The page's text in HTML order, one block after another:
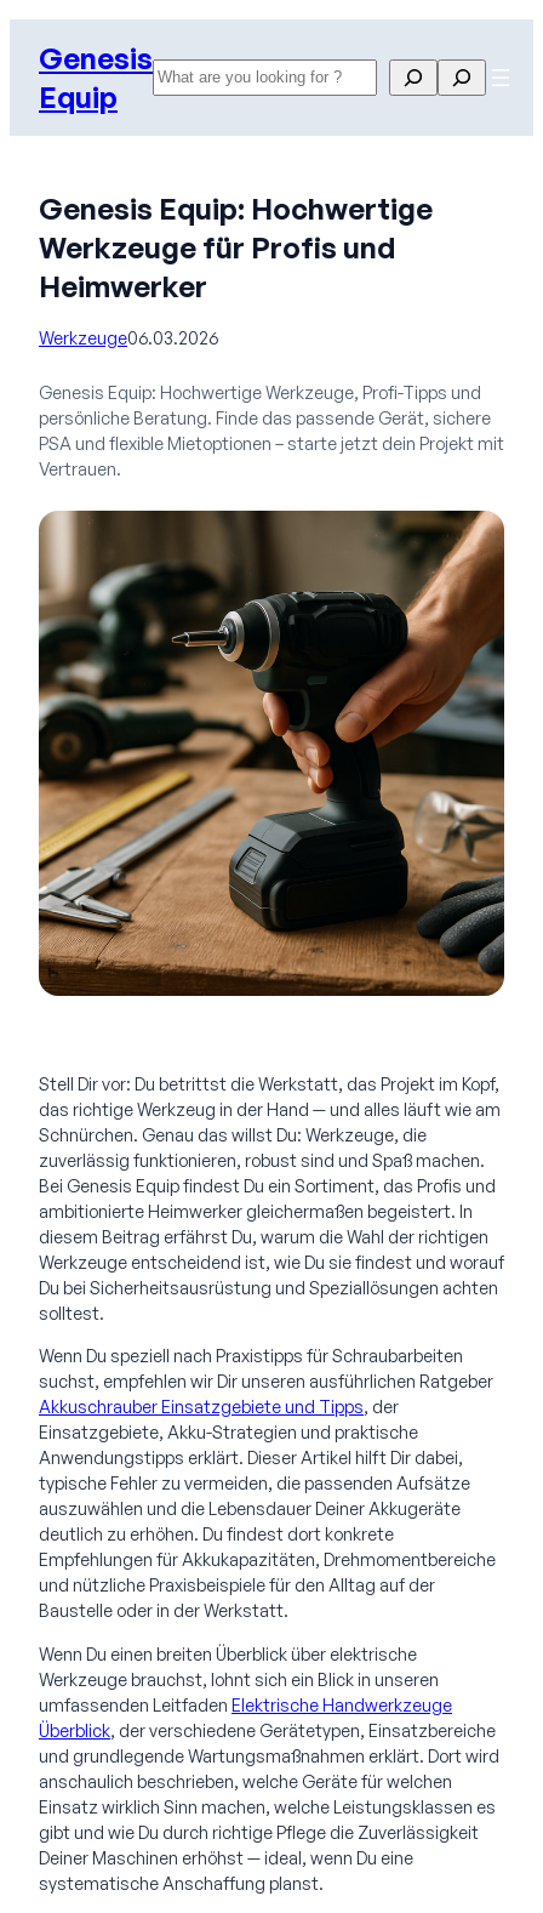
InhaltGenesis
Equip
Search Search
Genesis Equip: Hochwertige
Werkzeuge für Profis und
Heimwerker
Werkzeuge06.03.2026
Genesis Equip: Hochwertige Werkzeuge, Profi-Tipps und
persönliche Beratung. Finde das passende Gerät, sichere
PSA und flexible Mietoptionen – starte jetzt dein Projekt mit
Vertrauen.
Stell Dir vor: Du betrittst die Werkstatt, das Projekt im Kopf,
das richtige Werkzeug in der Hand — und alles läuft wie am
Schnürchen. Genau das willst Du: Werkzeuge, die
zuverlässig funktionieren, robust sind und Spaß machen.
Bei Genesis Equip findest Du ein Sortiment, das Profis und
ambitionierte Heimwerker gleichermaßen begeistert. In
diesem Beitrag erfährst Du, warum die Wahl der richtigen
Werkzeuge entscheidend ist, wie Du sie findest und worauf
Du bei Sicherheitsausrüstung und Speziallösungen achten
solltest.
Wenn Du speziell nach Praxistipps für Schraubarbeiten
suchst, empfehlen wir Dir unseren ausführlichen Ratgeber
Akkuschrauber Einsatzgebiete und Tipps, der
Einsatzgebiete, Akku-Strategien und praktische
Anwendungstipps erklärt. Dieser Artikel hilft Dir dabei,
typische Fehler zu vermeiden, die passenden Aufsätze
auszuwählen und die Lebensdauer Deiner Akkugeräte
deutlich zu erhöhen. Du findest dort konkrete
Empfehlungen für Akkukapazitäten, Drehmomentbereiche
und nützliche Praxisbeispiele für den Alltag auf der
Baustelle oder in der Werkstatt.
Wenn Du einen breiten Überblick über elektrische
Werkzeuge brauchst, lohnt sich ein Blick in unseren
umfassenden Leitfaden Elektrische Handwerkzeuge
Überblick, der verschiedene Gerätetypen, Einsatzbereiche
und grundlegende Wartungsmaßnahmen erklärt. Dort wird
anschaulich beschrieben, welche Geräte für welchen
Einsatz wirklich Sinn machen, welche Leistungsklassen es
gibt und wie Du durch richtige Pflege die Zuverlässigkeit
Deiner Maschinen erhöhst — ideal, wenn Du eine
systematische Anschaffung planst.